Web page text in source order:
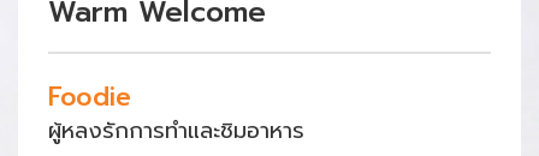
Warm Welcome
Foodie
ผู้หลงรักการทำและชิมอาหาร